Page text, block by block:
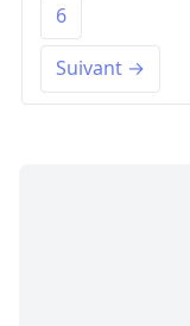
6
Suivant →